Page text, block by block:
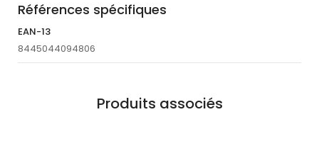
Références spécifiques
EAN-13
8445044094806
Produits associés